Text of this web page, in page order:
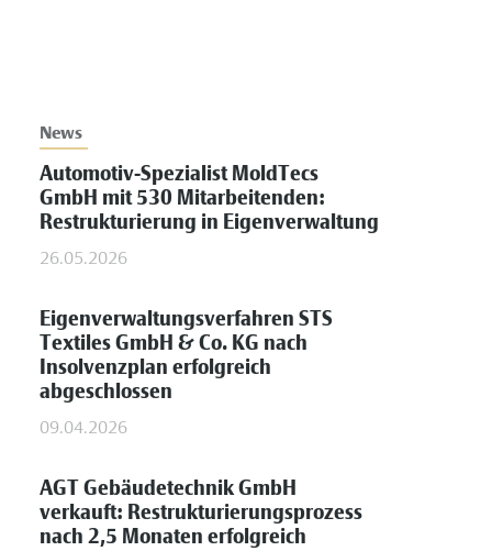
News
Automotiv-Spezialist MoldTecs
GmbH mit 530 Mitarbeitenden:
Restrukturierung in Eigenverwaltung
26.05.2026
Eigenverwaltungsverfahren STS
Textiles GmbH & Co. KG nach
Insolvenzplan erfolgreich
abgeschlossen
09.04.2026
AGT Gebäudetechnik GmbH
verkauft: Restrukturierungsprozess
nach 2,5 Monaten erfolgreich